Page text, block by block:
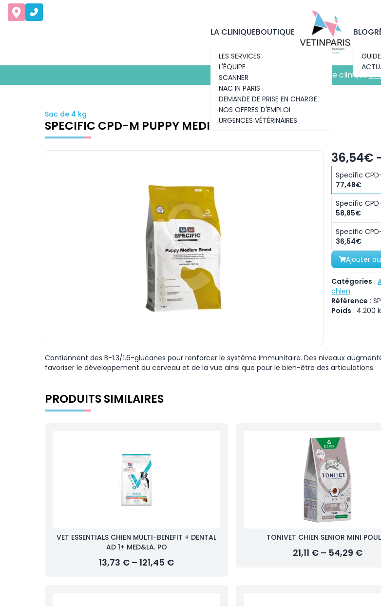
LA CLINIQUE
LES SERVICES
L'ÉQUIPE
SCANNER
NAC IN PARIS
DEMANDE DE PRISE EN CHARGE
NOS OFFRES D'EMPLOI
URGENCES VÉTÉRINAIRES
BOUTIQUE BLOG
Découvrez notre nouvelle clinique
Découvrez notre nouvelle clinique
Sac de 4 kg
SPECIFIC CPD-M PUPPY MEDIUM BREED
36,54€
Specific
77,48€
Specific
58,85€
Specific
36,54€
Ajouter
Catégories :
chien
Référence :
Poids : 4.200
Contiennent des B-1.3/1.6-glucanes pour renforcer le système immunitaire. Des niveaux
favoriser le développement du cerveau et de la vue ainsi que pour le bien-être des articulations.
PRODUITS SIMILAIRES
VET ESSENTIALS CHIEN MULTI-BENEFIT + DENTAL
AD 1+ MED&LA. PO
13,73 € – 121,45 €
TONIVET CHIEN SENIOR MINI
21,11 € – 54,29 €